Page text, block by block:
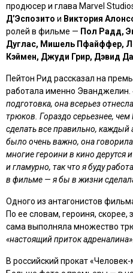
продюсер и глава Marvel
ДʼЭспозито и Виктория
ролей в фильме — Пол Радд,
Дуглас, Мишель Пфайффер,
Кэймен, Джуди Грир, Дэвид
Пейтон Рид рассказал на
работала именно Эванджелин.
подготовка, она всерьез
трюков. Гораздо серьезнее,
сделать все правильно, каждый
было очень важно, она
многие героини в кино дерутся
и гламурно, так что я буду
в фильме — я бы в жизни
Одного из антагонистов
По ее словам, героиня,
сама выполняла множество
«настоящий приток адреналина»
В российский прокат